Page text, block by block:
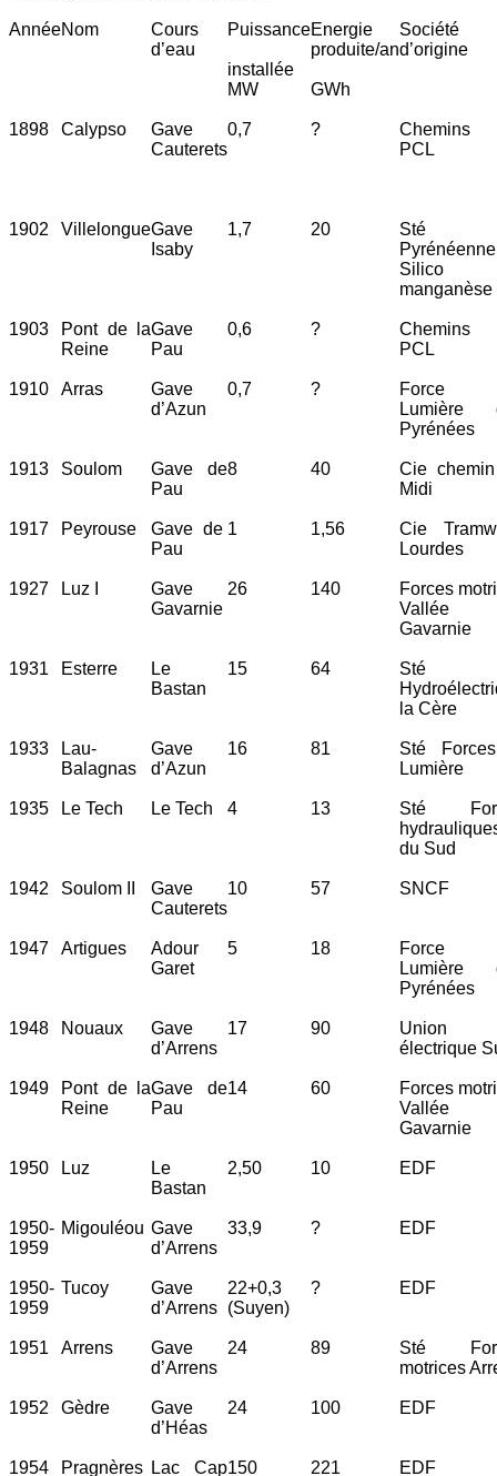
AnnéeNom
Cours
d’eau
Puissance
installée
MW
Energie
produite/an
GWh
Société
d’origine
1898 Calypso
Gave
Cauterets
0,7 ?
Chemins
PCL
1902 VillelongueGave
Isaby
1,7 20
Sté
Pyrénéenne
Silico
manganèse
1903
Pont de la
Reine
Gave
Pau
0,6 ?
Chemins
PCL
1910 Arras
Gave
d’Azun
0,7 ?
Force
Lumière
Pyrénées
1913 Soulom
Gave de
Pau
8 40
Cie
Midi
1917 Peyrouse
Gave de
Pau
1 1,56
Cie
Lourdes
1927 Luz I
Gave
Gavarnie
26 140
Forces
Vallée
Gavarnie
1931 Esterre
Le
Bastan
15 64
Sté
la Cère
1933
Lau-
Balagnas
Gave
d’Azun
16 81
Sté
Lumière
1935 Le Tech Le Tech 4 13
Sté
du Sud
1942 Soulom II
Gave
Cauterets
10 57 SNCF
1947 Artigues
Adour
Garet
5 18
Force
Lumière
Pyrénées
1948 Nouaux
Gave
d’Arrens
17 90
Union
électrique
1949
Pont de la
Reine
Gave de
Pau
14 60
Forces
Vallée
Gavarnie
1950 Luz
Le
Bastan
2,50 10 EDF
1950-
1959
Migouléou Gave
d’Arrens
33,9 ? EDF
1950-
1959
Tucoy
Gave
d’Arrens
22+0,3
(Suyen)
? EDF
1951 Arrens
Gave
d’Arrens
24 89
Sté
motrices
1952 Gèdre
Gave
d’Héas
24 100 EDF
1954 Pragnères Lac Cap150 221 EDF